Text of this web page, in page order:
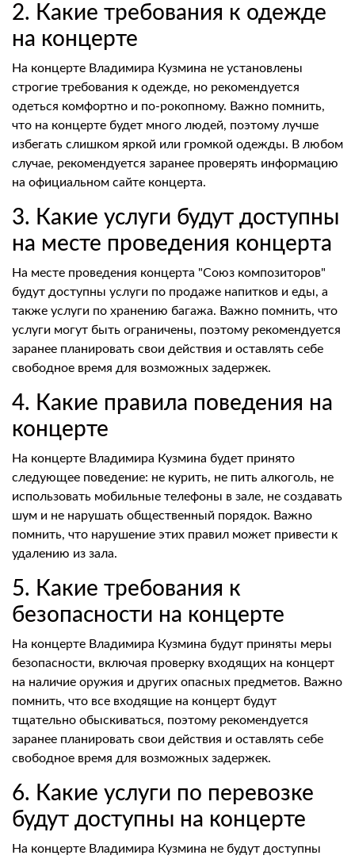
2. Какие требования к одежде
на концерте
На концерте Владимира Кузмина не установлены
строгие требования к одежде, но рекомендуется
одеться комфортно и по-рокопному. Важно помнить,
что на концерте будет много людей, поэтому лучше
избегать слишком яркой или громкой одежды. В любом
случае, рекомендуется заранее проверять информацию
на официальном сайте концерта.
3. Какие услуги будут доступны
на месте проведения концерта
На месте проведения концерта "Союз композиторов"
будут доступны услуги по продаже напитков и еды, а
также услуги по хранению багажа. Важно помнить, что
услуги могут быть ограничены, поэтому рекомендуется
заранее планировать свои действия и оставлять себе
свободное время для возможных задержек.
4. Какие правила поведения на
концерте
На концерте Владимира Кузмина будет принято
следующее поведение: не курить, не пить алкоголь, не
использовать мобильные телефоны в зале, не создавать
шум и не нарушать общественный порядок. Важно
помнить, что нарушение этих правил может привести к
удалению из зала.
5. Какие требования к
безопасности на концерте
На концерте Владимира Кузмина будут приняты меры
безопасности, включая проверку входящих на концерт
на наличие оружия и других опасных предметов. Важно
помнить, что все входящие на концерт будут
тщательно обыскиваться, поэтому рекомендуется
заранее планировать свои действия и оставлять себе
свободное время для возможных задержек.
6. Какие услуги по перевозке
будут доступны на концерте
На концерте Владимира Кузмина не будут доступны